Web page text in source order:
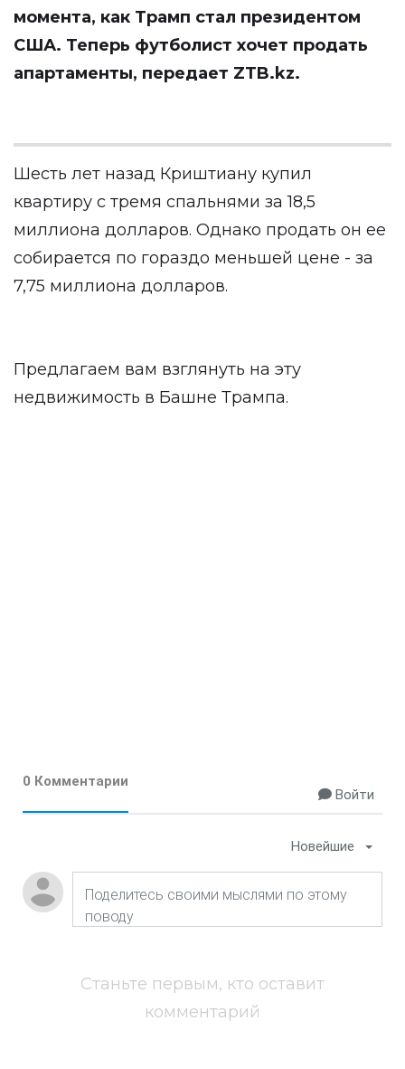
момента, как Трамп стал президентом
США. Теперь футболист хочет продать
апартаменты, передает ZTB.kz.
Шесть лет назад Криштиану купил
квартиру с тремя спальнями за 18,5
миллиона долларов. Однако продать он ее
собирается по гораздо меньшей цене - за
7,75 миллиона долларов.
Предлагаем вам взглянуть на эту
недвижимость в Башне Трампа.
0 Комментарии
Войти
Новейшие
Станьте первым, кто оставит
комментарий